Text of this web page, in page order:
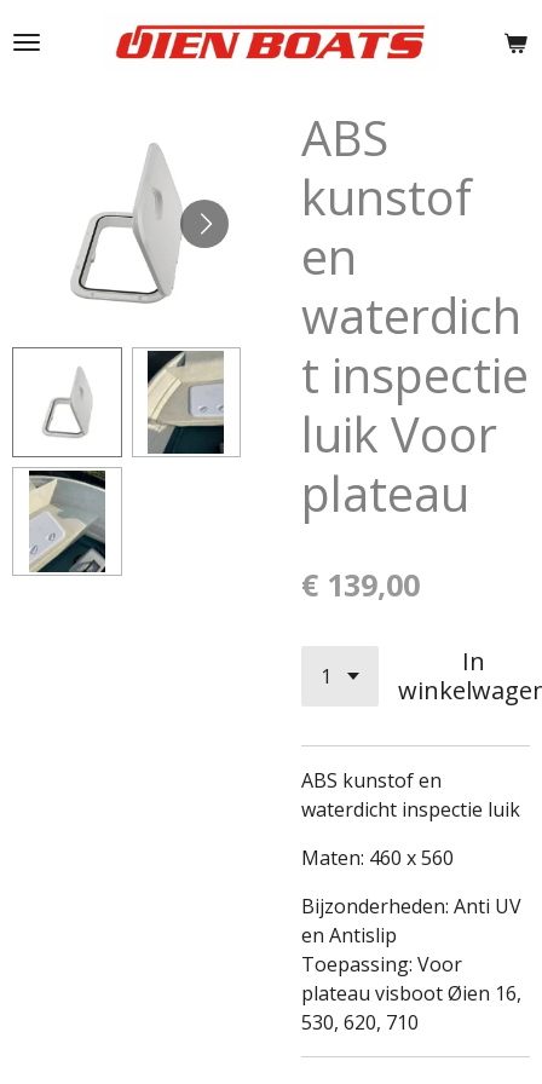
direct
ABS
kunstof
en
waterdich
t inspectie
luik Voor
plateau
€ 139,00
In
ABS kunstof en
waterdicht inspectie luik
Maten: 460 x 560
Bijzonderheden: Anti UV
en Antislip
Toepassing: Voor
plateau visboot Øien 16,
530, 620, 710